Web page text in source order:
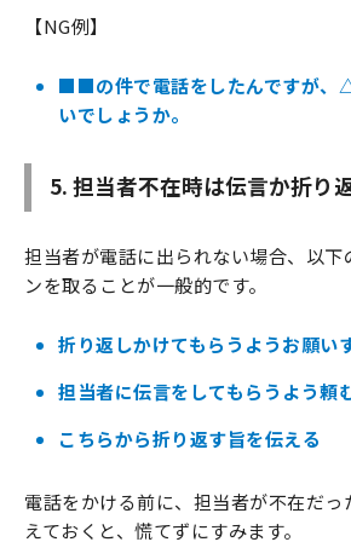
【NG例】
■■の件で電話をしたんですが、
いでしょうか。
5. 担当者不在時は伝言か折り
担当者が電話に出られない場合、以下
ンを取ることが一般的です。
折り返しかけてもらうようお願い
担当者に伝言をしてもらうよう頼
こちらから折り返す旨を伝える
電話をかける前に、担当者が不在だっ
えておくと、慌てずにすみます。